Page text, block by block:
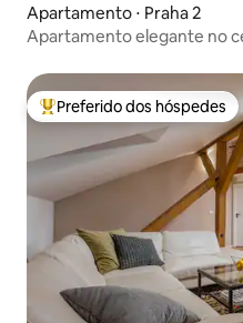
Apartamento ⋅ Praha 2
Apartamento elegante no
Entre os melhores
Preferido dos hóspedes